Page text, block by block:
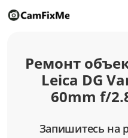
Ремонт
Leica DG
60mm f/
Запишитесь на